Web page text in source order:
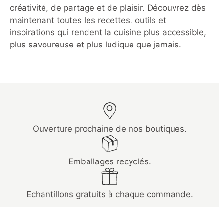
créativité, de partage et de plaisir. Découvrez dès
maintenant toutes les recettes, outils et
inspirations qui rendent la cuisine plus accessible,
plus savoureuse et plus ludique que jamais.
Ouverture prochaine de nos boutiques.
Emballages recyclés.
Echantillons gratuits à chaque commande.